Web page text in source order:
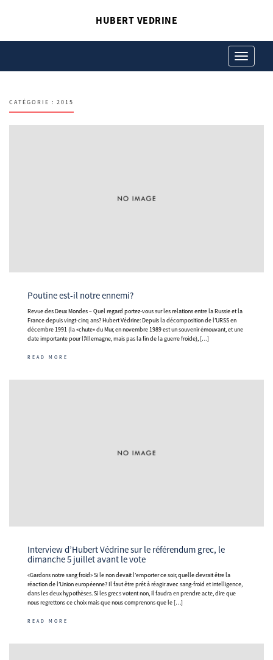
HUBERT VEDRINE
Toggle
navigation
CATÉGORIE : 2015
Poutine est-il notre ennemi?
Revue des Deux Mondes – Quel regard portez-vous sur les relations entre la Russie et la
France depuis vingt-cinq ans? Hubert Védrine: Depuis la décomposition de l’URSS en
décembre 1991 (la «chute» du Mur, en novembre 1989 est un souvenir émouvant, et une
date importante pour l’Allemagne, mais pas la fin de la guerre froide), […]
READ MORE
Interview d’Hubert Védrine sur le référendum grec, le
dimanche 5 juillet avant le vote
«Gardons notre sang froid» Si le non devait l’emporter ce soir, quelle devrait être la
réaction de l’Union européenne? Il faut être prêt à réagir avec sang-froid et intelligence,
dans les deux hypothèses. Si les grecs votent non, il faudra en prendre acte, dire que
nous regrettons ce choix mais que nous comprenons que le […]
READ MORE